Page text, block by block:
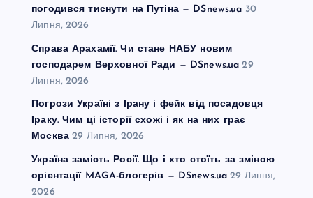
погодився тиснути на Путіна — DSnews.ua 30
Липня, 2026
Справа Арахамії. Чи стане НАБУ новим
господарем Верховної Ради — DSnews.ua 29
Липня, 2026
Погрози Україні з Ірану і фейк від посадовця
Іраку. Чим ці історії схожі і як на них грає
Москва 29 Липня, 2026
Україна замість Росії. Що і хто стоїть за зміною
орієнтації MAGA-блогерів — DSnews.ua 29 Липня,
2026